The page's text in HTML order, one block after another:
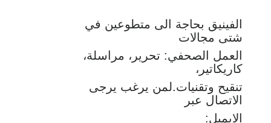
الفينيق بحاجة الى متطوعين في
شتى مجالات
العمل الصحفي: تحرير، مراسلة،
كاريكاتير،
تنقيح وتقنيات.لمن يرغب يرجى
الاتصال عبر
الايميل: